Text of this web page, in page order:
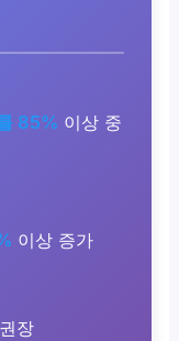
85% 이상 중
이상 증가
장